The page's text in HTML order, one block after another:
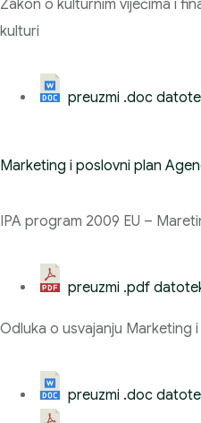
Zakon o kulturnim vijećima i
kulturi
preuzmi .doc
Marketing i poslovni plan
IPA program 2009 EU –
preuzmi .pdf
Odluka o usvajanju Marketing
preuzmi .doc